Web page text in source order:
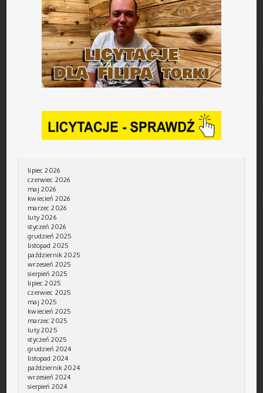
lipiec 2026
czerwiec 2026
maj 2026
kwiecień 2026
marzec 2026
luty 2026
styczeń 2026
grudzień 2025
listopad 2025
październik 2025
wrzesień 2025
sierpień 2025
lipiec 2025
czerwiec 2025
maj 2025
kwiecień 2025
marzec 2025
luty 2025
styczeń 2025
grudzień 2024
listopad 2024
październik 2024
wrzesień 2024
sierpień 2024